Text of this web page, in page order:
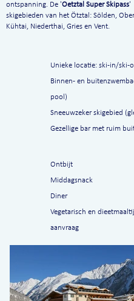
ontspanning. De 'Oetztal Super Skipass'
skigebieden van het Ötztal: Sölden,
Kühtai, Niederthai, Gries en Vent.
Unieke locatie: ski-in/ski-
Binnen- en
pool)
Sneeuwzeker skigebied
Gezellige bar met ruim
Ontbijt
Middagsnack
Diner
Vegetarisch en
aanvraag